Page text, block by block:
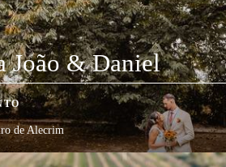
João & Daniel
de Alecrim